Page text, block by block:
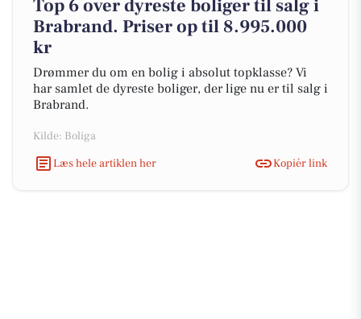
Top 6 over dyreste boliger til salg i
Brabrand. Priser op til 8.995.000
kr
Drømmer du om en bolig i absolut topklasse? Vi
har samlet de dyreste boliger, der lige nu er til salg i
Brabrand.
Kilde: Boliga
Læs hele artiklen her
Kopiér link